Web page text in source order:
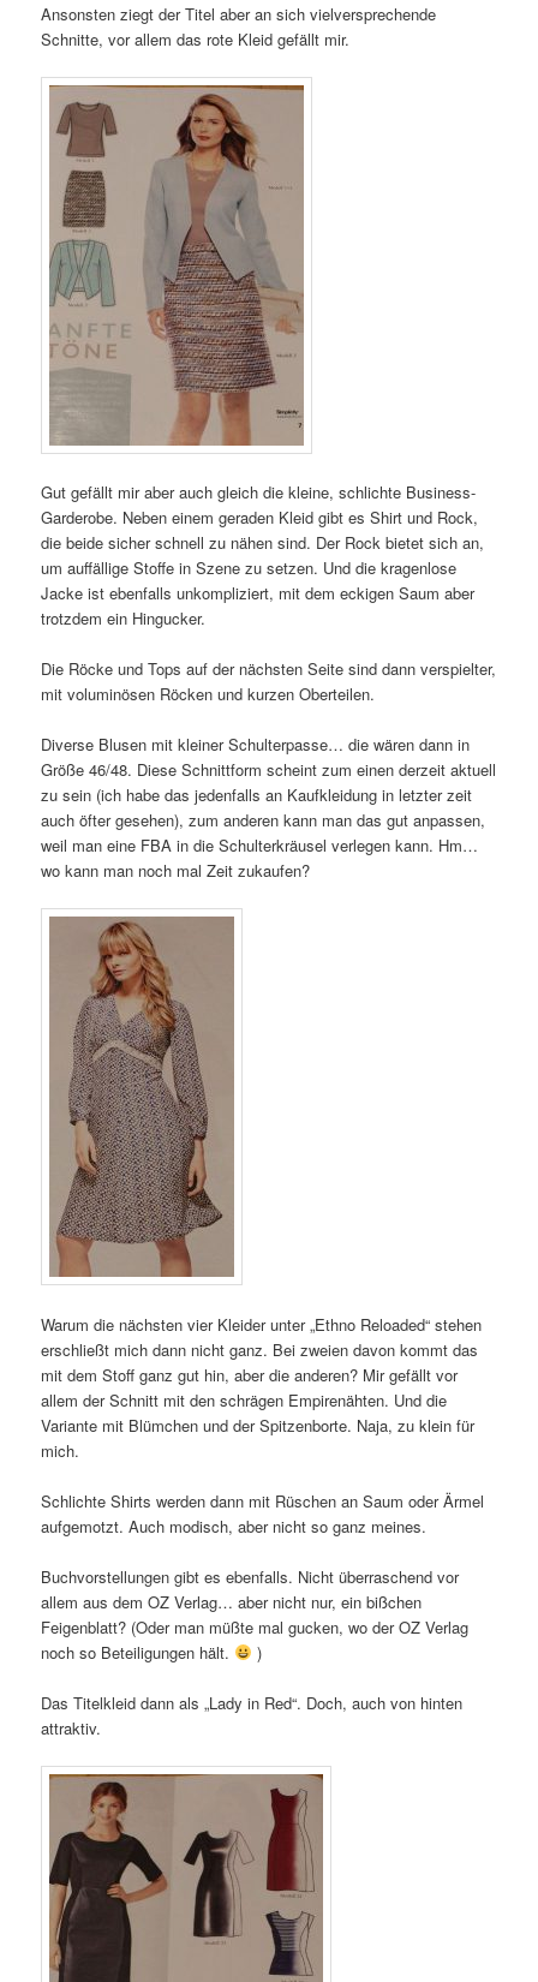
Ansonsten ziegt der Titel aber an sich vielversprechende
Schnitte, vor allem das rote Kleid gefällt mir.
Gut gefällt mir aber auch gleich die kleine, schlichte Business-
Garderobe. Neben einem geraden Kleid gibt es Shirt und Rock,
die beide sicher schnell zu nähen sind. Der Rock bietet sich an,
um auffällige Stoffe in Szene zu setzen. Und die kragenlose
Jacke ist ebenfalls unkompliziert, mit dem eckigen Saum aber
trotzdem ein Hingucker.
Die Röcke und Tops auf der nächsten Seite sind dann verspielter,
mit voluminösen Röcken und kurzen Oberteilen.
Diverse Blusen mit kleiner Schulterpasse… die wären dann in
Größe 46/48. Diese Schnittform scheint zum einen derzeit aktuell
zu sein (ich habe das jedenfalls an Kaufkleidung in letzter zeit
auch öfter gesehen), zum anderen kann man das gut anpassen,
weil man eine FBA in die Schulterkräusel verlegen kann. Hm…
wo kann man noch mal Zeit zukaufen?
Warum die nächsten vier Kleider unter „Ethno Reloaded“ stehen
erschließt mich dann nicht ganz. Bei zweien davon kommt das
mit dem Stoff ganz gut hin, aber die anderen? Mir gefällt vor
allem der Schnitt mit den schrägen Empirenähten. Und die
Variante mit Blümchen und der Spitzenborte. Naja, zu klein für
mich.
Schlichte Shirts werden dann mit Rüschen an Saum oder Ärmel
aufgemotzt. Auch modisch, aber nicht so ganz meines.
Buchvorstellungen gibt es ebenfalls. Nicht überraschend vor
allem aus dem OZ Verlag… aber nicht nur, ein bißchen
Feigenblatt? (Oder man müßte mal gucken, wo der OZ Verlag
noch so Beteiligungen hält.
)
Das Titelkleid dann als „Lady in Red“. Doch, auch von hinten
attraktiv.